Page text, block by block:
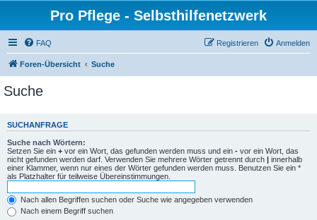
Pro Pflege - Selbsthilfenetzwerk
FAQ Anmelden
Registrieren
Foren-Übersicht Suche
Suche
SUCHANFRAGE
Suche nach Wörtern:
Setzen Sie ein + vor ein Wort, das gefunden werden muss und ein - vor ein Wort, das
nicht gefunden werden darf. Verwenden Sie mehrere Wörter getrennt durch | innerhalb
einer Klammer, wenn nur eines der Wörter gefunden werden muss. Benutzen Sie ein *
als Platzhalter für teilweise Übereinstimmungen.
Nach allen Begriffen suchen oder Suche wie angegeben verwenden
Nach einem Begriff suchen